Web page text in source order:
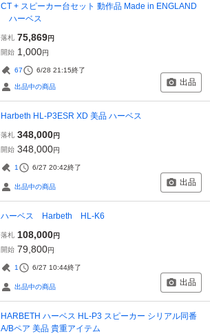
CT + スピーカー台セット 動作品 Made in ENGLAND
ハーベス
落札 75,869円
開始 1,000円
67 6/28 21:15終了
出品中の商品 出品
Harbeth HL-P3ESR XD 美品 ハーベス
落札 348,000円
開始 348,000円
1 6/27 20:42終了
出品中の商品 出品
ハーベス Harbeth HL-K6
落札 108,000円
開始 79,800円
1 6/27 10:44終了
出品中の商品 出品
HARBETH ハーベス HL-P3 スピーカー シリアル同番
A/Bペア 美品 貴重アイテム